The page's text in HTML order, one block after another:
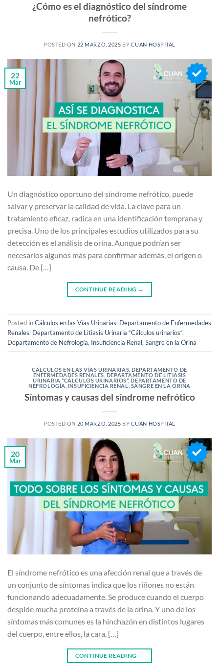
¿Cómo es el diagnóstico del síndrome
nefrótico?
POSTED ON 22 MARZO, 2025 BY CUAN HOSPITAL
22
Mar
Un diagnóstico oportuno del síndrome nefrótico, puede
salvar y preservar la calidad de vida. La clave para un
tratamiento eficaz, radica en una identificación temprana y
precisa. Uno de los principales estudios utilizados para su
detección es el análisis de orina. Aunque podrían ser
necesarios algunos más para confirmar además, el origen o
causa. De […]
CONTINUE READING →
Posted inCálculos en las Vías Urinarias, Departamento de Enfermedades
Renales, Departamento de Litiasis Urinaria “Cálculos urinarios“,
Departamento de Nefrología, Insuficiencia Renal, Sangre en la Orina
CÁLCULOS EN LAS VÍAS URINARIAS ,DEPARTAMENTO DE
ENFERMEDADES RENALES DEPARTAMENTO DE LITIASIS
URINARIA “CÁLCULOS URINARIOS“,DEPARTAMENTO DE
NEFROLOGÍA INSUFICIENCIA RENAL, SANGRE EN LA ORINA
Síntomas y causas del síndrome nefrótico
POSTED ON 20 MARZO, 2025 BY CUAN HOSPITAL
20
Mar
El síndrome nefrótico es una afección renal que a través de
un conjunto de síntomas indica que los riñones no están
funcionando adecuadamente. Se produce cuando el cuerpo
despide mucha proteína a través de la orina. Y uno de los
síntomas más comunes es la hinchazón en distintos lugares
del cuerpo, entre ellos, la cara, […]
CONTINUE READING →